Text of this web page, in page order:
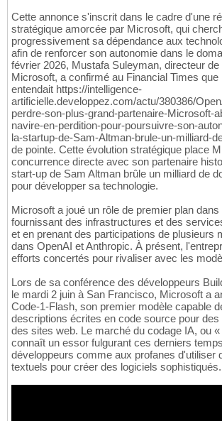
Cette annonce s'inscrit dans le cadre d'une
stratégique amorcée par Microsoft, qui
progressivement sa dépendance aux
afin de renforcer son autonomie dans le
février 2026, Mustafa Suleyman, directeur de
Microsoft, a confirmé au Financial Times que
entendait https://intelligence-
artificielle.developpez.com/actu/380386/
perdre-son-plus-grand-partenaire-Microsoft-
navire-en-perdition-pour-poursuivre-son-
la-startup-de-Sam-Altman-brule-un-milliard-
de pointe. Cette évolution stratégique place
concurrence directe avec son partenaire
start-up de Sam Altman brûle un milliard de
pour développer sa technologie.
Microsoft a joué un rôle de premier plan
fournissant des infrastructures et des
et en prenant des participations de plusieurs
dans OpenAI et Anthropic. À présent,
efforts concertés pour rivaliser avec les
Lors de sa conférence des développeurs
le mardi 2 juin à San Francisco, Microsoft a
Code-1-Flash, son premier modèle capable
descriptions écrites en code source pour des
des sites web. Le marché du codage IA, ou
connaît un essor fulgurant ces derniers
développeurs comme aux profanes d'utiliser
textuels pour créer des logiciels sophistiqués.